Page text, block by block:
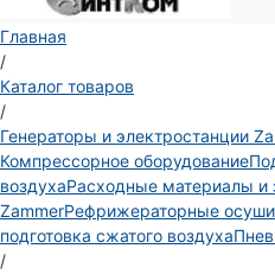
Главная
/
Каталог товаров
/
Генераторы и электростанции
Компрессорное оборудование
воздухаРасходные материалы и
ZammerРефрижераторные
подготовка сжатого воздуха
/